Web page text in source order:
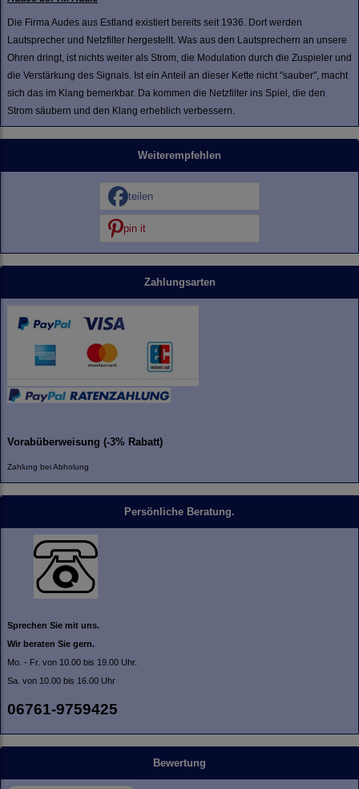
Die Firma Audes aus Estland existiert bereits seit 1936. Dort werden
Lautsprecher und Netzfilter hergestellt. Was aus den Lautsprechern an unsere
Ohren dringt, ist nichts weiter als Strom, die Modulation durch die Zuspieler und
die Verstärkung des Signals. Ist ein Anteil an dieser Kette nicht "sauber", macht
sich das im Klang bemerkbar. Da kommen die Netzfilter ins Spiel, die den
Strom säubern und den Klang erheblich verbessern.
Weiterempfehlen
teilen
pin it
Zahlungsarten
Vorabüberweisung (-3% Rabatt)
Zahlung bei Abholung
Persönliche Beratung.
Sprechen Sie mit uns.
Wir beraten Sie gern.
Mo. - Fr. von 10.00 bis 19.00 Uhr.
Sa. von 10.00 bis 16.00 Uhr
06761-9759425
Bewertung